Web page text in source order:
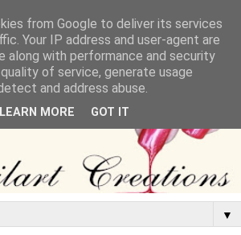
▼
from Google to deliver its services
Your IP address and user-agent are
along with performance and security
of service, generate usage
and address abuse.
LEARN MORE GOT IT